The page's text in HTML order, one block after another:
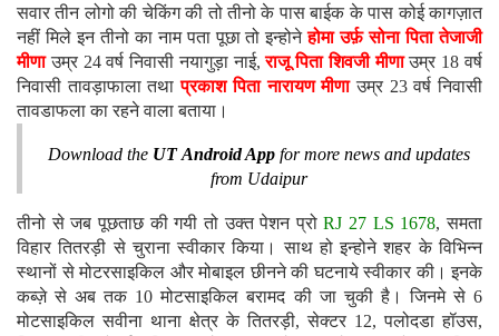
सवार तीन लोगो की चेकिंग की तो तीनो के पास बाईक के पास कोई कागज़ात
नहीं मिले इन तीनो का नाम पता पूछा तो इन्होनेहोमा उर्फ़ सोना पिता तेजाजी
मीणाउम्र 24 वर्ष निवासी नयागुड़ा नाई,राजू पिता शिवजी मीणाउम्र 18 वर्ष
निवासी तावड़ाफाला तथाप्रकाश पिता नारायण मीणाउम्र 23 वर्ष निवासी
तावडाफला का रहने वाला बताया।
Download the UT Android App for more news and updates
from Udaipur
तीनो से जब पूछताछ की गयी तो उक्त पेशन प्रोRJ 27 LS 1678, समता
विहार तितरड़ी से चुराना स्वीकार किया। साथ हो इन्होने शहर के विभिन्न
स्थानों से मोटरसाइकिल और मोबाइल छीनने की घटनाये स्वीकार की। इनके
कब्ज़े से अब तक 10 मोटसाइकिल बरामद की जा चुकी है। जिनमे से 6
मोटसाइकिल सवीना थाना क्षेत्र के तितरड़ी, सेक्टर 12, पलोदडा हॉउस,